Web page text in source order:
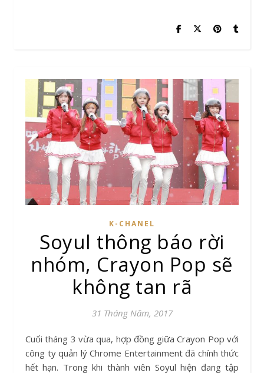
K-CHANEL
Soyul thông báo rời
nhóm, Crayon Pop sẽ
không tan rã
31 Tháng Năm, 2017
Cuối tháng 3 vừa qua, hợp đồng giữa Crayon Pop với
công ty quản lý Chrome Entertainment đã chính thức
hết hạn. Trong khi thành viên Soyul hiện đang tập